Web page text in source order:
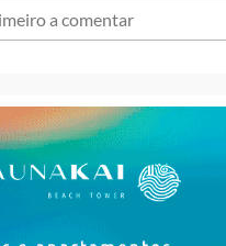
a comentar